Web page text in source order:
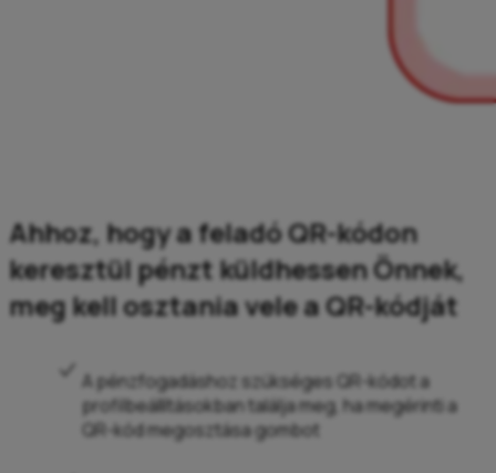
Ahhoz, hogy a feladó QR-kódon
keresztül pénzt küldhessen Önnek,
meg kell osztania vele a QR-kódját
A pénzfogadáshoz szükséges QR-kódot a
profilbeállításokban találja meg, ha megérinti a
QR-kód megosztása gombot